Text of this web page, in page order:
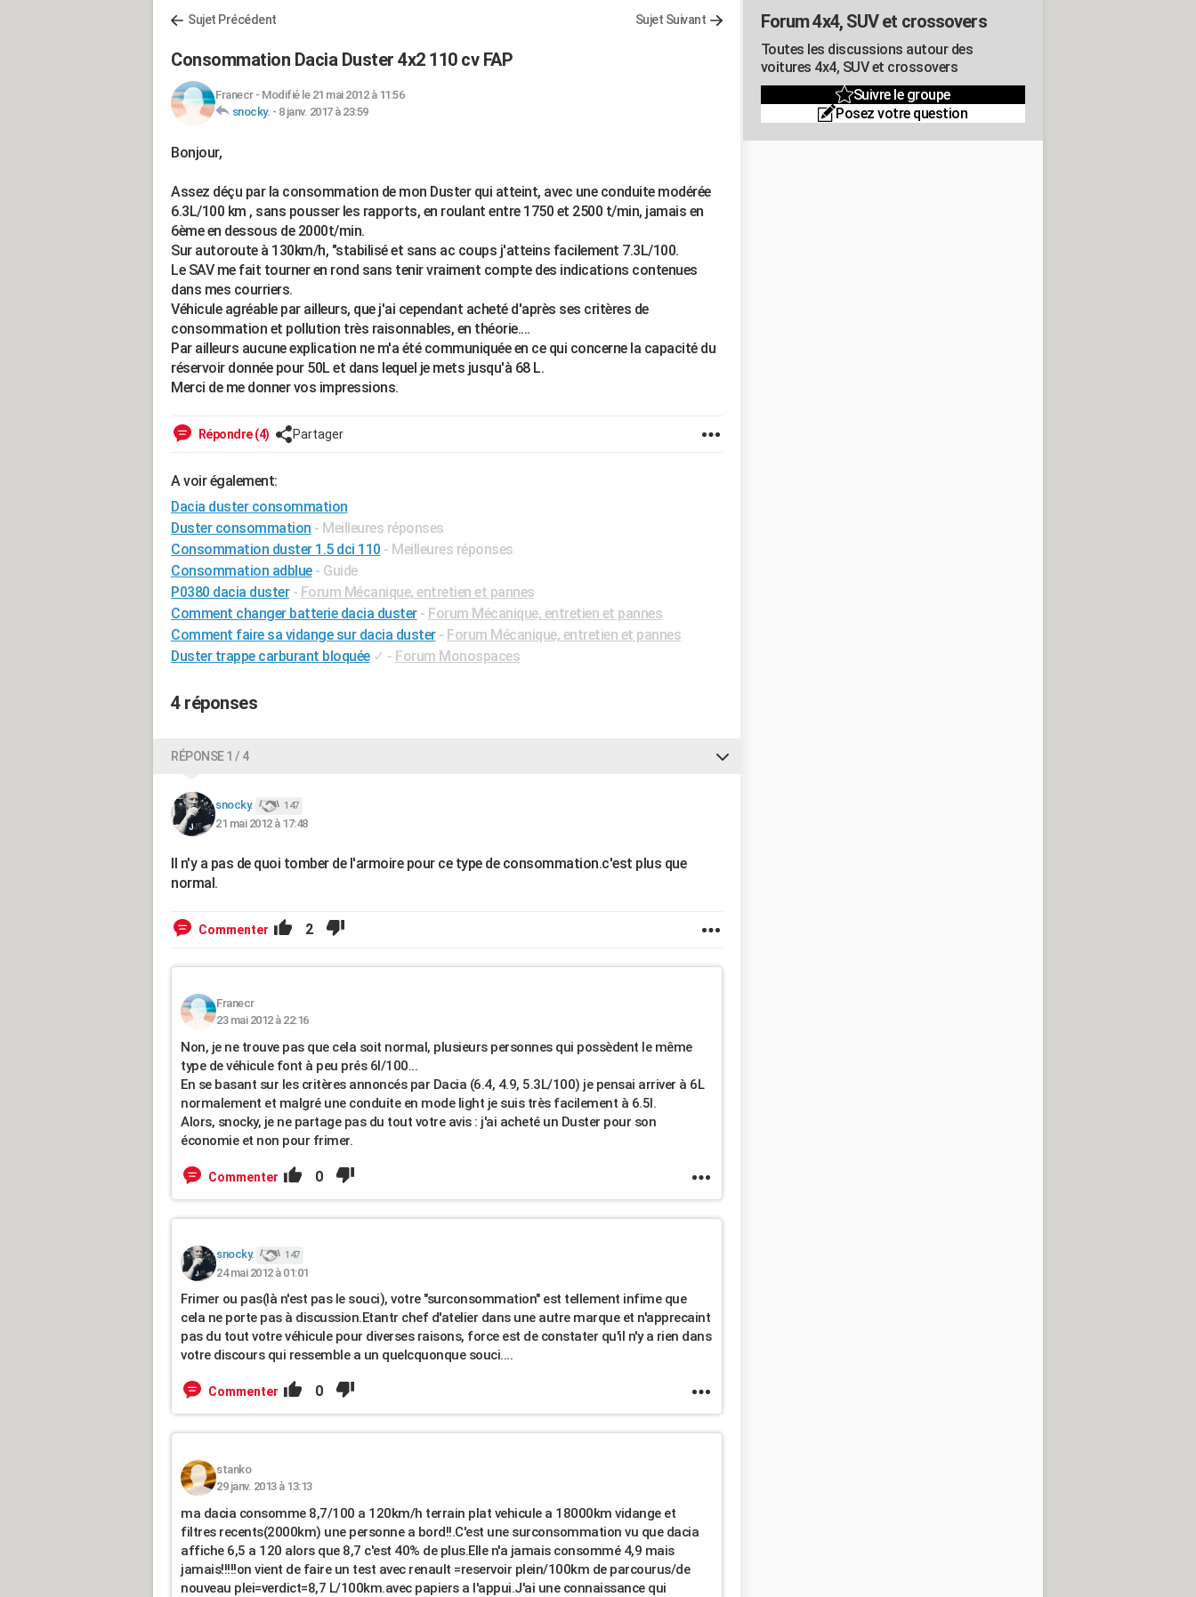
Sujet Précédent Sujet Suivant
Consommation Dacia Duster 4x2 110 cv FAP
Franecr- Modifié le 21 mai 2012 à 11:56
snocky. - 8 janv. 2017 à 23:59
Bonjour,
Assez déçu par la consommation de mon Duster qui atteint, avec une conduite modérée
6.3L/100 km , sans pousser les rapports, en roulant entre 1750 et 2500 t/min, jamais en
6ème en dessous de 2000t/min.
Sur autoroute à 130km/h, "stabilisé et sans ac coups j'atteins facilement 7.3L/100.
Le SAV me fait tourner en rond sans tenir vraiment compte des indications contenues
dans mes courriers.
Véhicule agréable par ailleurs, que j'ai cependant acheté d'après ses critères de
consommation et pollution très raisonnables, en théorie....
Par ailleurs aucune explication ne m'a été communiquée en ce qui concerne la capacité du
réservoir donnée pour 50L et dans lequel je mets jusqu'à 68 L.
Merci de me donner vos impressions.
Répondre (4) Partager
A voir également:
Dacia duster consommation
Duster consommation - Meilleures réponses
Consommation duster 1.5 dci 110 - Meilleures réponses
Consommation adblue - Guide
P0380 dacia duster - Forum Mécanique, entretien et pannes
Comment changer batterie dacia duster - Forum Mécanique, entretien et pannes
Comment faire sa vidange sur dacia duster - Forum Mécanique, entretien et pannes
Duster trappe carburant bloquée ✓ - Forum Monospaces
4 réponses
RÉPONSE 1 / 4
snocky. 147
21 mai 2012 à 17:48
Il n'y a pas de quoi tomber de l'armoire pour ce type de consommation.c'est plus que
normal.
Commenter 2
Franecr
23 mai 2012 à 22:16
Non, je ne trouve pas que cela soit normal, plusieurs personnes qui possèdent le même
type de véhicule font à peu prés 6l/100...
En se basant sur les critères annoncés par Dacia (6.4, 4.9, 5.3L/100) je pensai arriver à 6L
normalement et malgré une conduite en mode light je suis très facilement à 6.5l.
Alors, snocky, je ne partage pas du tout votre avis : j'ai acheté un Duster pour son
économie et non pour frimer.
Commenter 0
snocky. 147
24 mai 2012 à 01:01
Frimer ou pas(là n'est pas le souci), votre "surconsommation" est tellement infime que
cela ne porte pas à discussion.Etantr chef d'atelier dans une autre marque et n'apprecaint
pas du tout votre véhicule pour diverses raisons, force est de constater qu'il n'y a rien dans
votre discours qui ressemble a un quelcquonque souci....
Commenter 0
stanko
29 janv. 2013 à 13:13
ma dacia consomme 8,7/100 a 120km/h terrain plat vehicule a 18000km vidange et
filtres recents(2000km) une personne a bord!!.C'est une surconsommation vu que dacia
affiche 6,5 a 120 alors que 8,7 c'est 40% de plus.Elle n'a jamais consommé 4,9 mais
jamais!!!!!on vient de faire un test avec renault =reservoir plein/100km de parcourus/de
nouveau plei=verdict=8,7 L/100km.avec papiers a l'appui.J'ai une connaissance qui
Forum 4x4, SUV et crossovers
Toutes les discussions autour des
voitures 4x4, SUV et crossovers
Suivre le groupe
Posez votre question